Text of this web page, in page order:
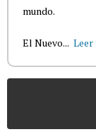
mundo.
El Nuevo... Leer